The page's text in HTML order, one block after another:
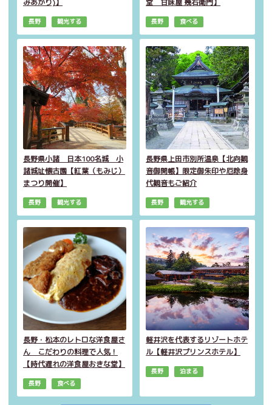
みあかり)】
長野 観光する
堂 甘味屋 幾右衛門】
長野 食べる
長野県小諸 日本100名城 小
諸城址懐古園【紅葉（もみじ）
まつり開催】
長野 観光する
長野県上田市別所温泉【北向観
音御開帳】限定御朱印や厄除身
代観音もご紹介
長野 観光する
長野・松本のレトロな洋食屋さ
ん こだわりの料理で人気！
【時代遅れの洋食屋おきな堂】
長野 食べる
軽井沢を代表するリゾートホテ
ル【軽井沢プリンスホテル】
長野 泊まる